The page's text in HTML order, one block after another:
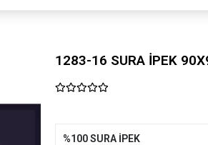
1283-16 SURA İPEK
%100 SURA İPEK